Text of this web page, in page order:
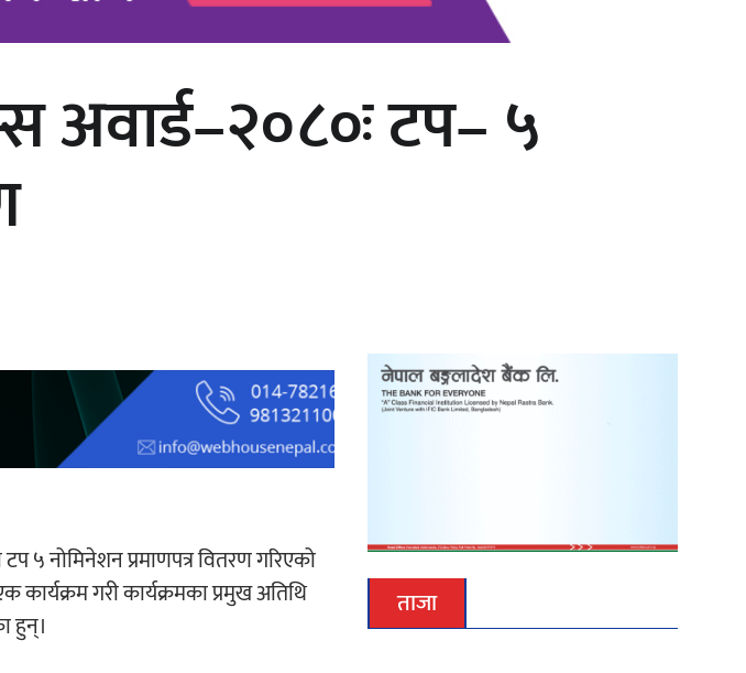
युथ कन्क्लेभ २०२६ भव्यताका
गीति एल्बम ‘जागृति’ लोकार्पण
अवार्ड–२०८०ः टप– ५
५ नोमिनेशन प्रमाणपत्र वितरण गरिएको
कार्यक्रम गरी कार्यक्रमका प्रमुख अतिथि
हुन्।
ताजा